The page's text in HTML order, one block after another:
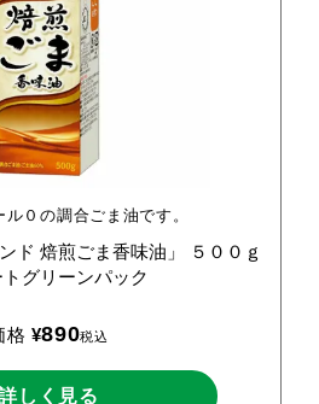
ル０の調合ごま油です。
ド 焙煎ごま香味油」
５００ｇ
トグリーンパック
格 ¥890税込
しく見る